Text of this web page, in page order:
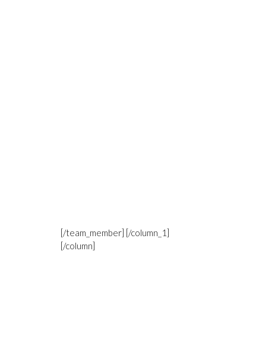
[/team_member] [/column_1]
[/column]